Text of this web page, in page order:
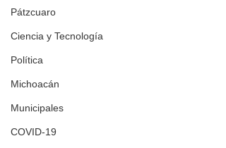
Pátzcuaro
Ciencia y Tecnología
Política
Michoacán
Municipales
COVID-19